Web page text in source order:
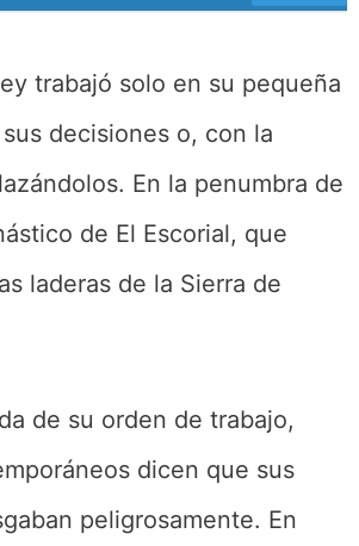
trabajó solo en su pequeña
decisiones o, con la
En la penumbra de
de El Escorial, que
laderas de la Sierra de
de su orden de trabajo,
dicen que sus
peligrosamente. En